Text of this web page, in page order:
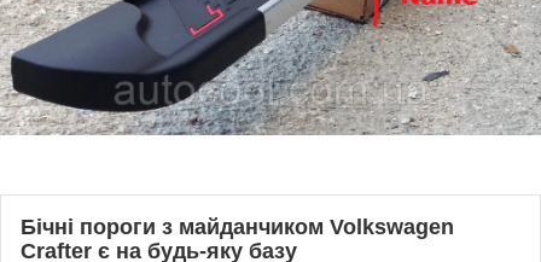
Бічні пороги з майданчиком Volkswagen
Crafter є на будь-яку базу